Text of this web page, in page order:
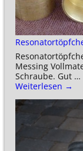
Messing
Schraube. Gut …
Weiterlesen →